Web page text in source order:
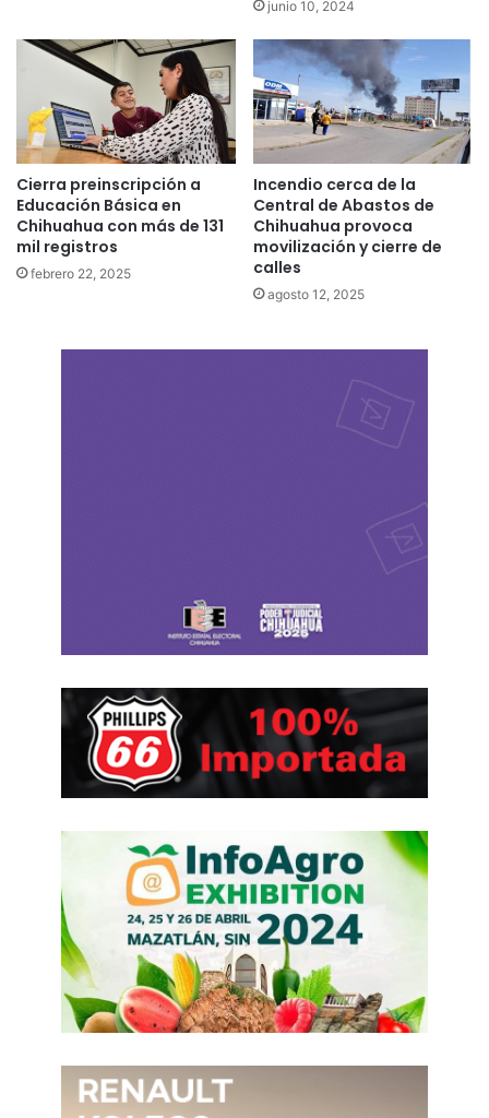
junio 10, 2024
Cierra preinscripción a
Educación Básica en
Chihuahua con más de 131
mil registros
febrero 22, 2025
Incendio cerca de la
Central de Abastos de
Chihuahua provoca
movilización y cierre de
calles
agosto 12, 2025